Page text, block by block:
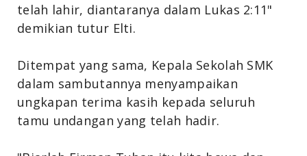
telah lahir, diantaranya dalam Lukas 2:11"
demikian tutur Elti.
Ditempat yang sama, Kepala Sekolah SMK
dalam sambutannya menyampaikan
ungkapan terima kasih kepada seluruh
tamu undangan yang telah hadir.